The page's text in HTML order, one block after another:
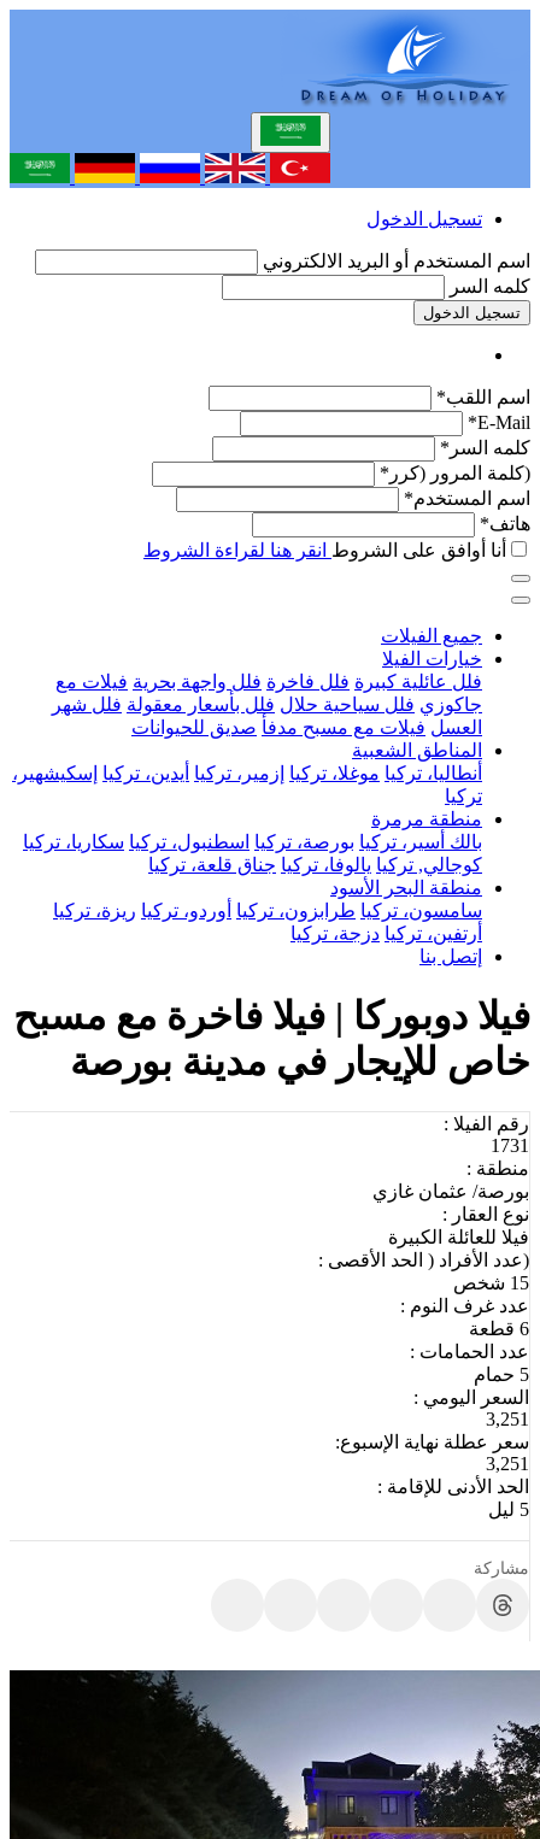
تسجيل الدخول
اسم المستخدم أو البريد الالكتروني
كلمه السر
تسجيل الدخول
اسم اللقب*
E-Mail*
كلمه السر*
(كلمة المرور (كرر*
اسم المستخدم*
هاتف*
أنا أوافق على الشروط انقر هنا لقراءة الشروط
جميع الفيلات
خيارات الفيلا
فلل عائلية كبيرة فلل فاخرة فلل واجهة بحرية فيلات مع
جاكوزي فلل سياحية حلال فلل بأسعار معقولة فلل شهر
العسل فيلات مع مسبح مدفأ صديق للحيوانات
المناطق الشعبية
أنطاليا، تركيا موغلا، تركيا إزمير، تركيا أيدين، تركيا إسكيشهير،
تركيا
منطقة مرمرة
بالك أسير، تركيا بورصة، تركيا اسطنبول، تركيا سكاريا، تركيا
كوجالي, تركيا يالوفا، تركيا جناق قلعة، تركيا
منطقة البحر الأسود
سامسون، تركيا طرابزون، تركيا أوردو، تركيا ريزة، تركيا
أرتفين، تركيا دزجة، تركيا
إتصل بنا
فيلا دوبوركا | فيلا فاخرة مع مسبح
خاص للإيجار في مدينة بورصة
رقم الفيلا :
1731
منطقة :
بورصة/ عثمان غازي
نوع العقار :
فيلا للعائلة الكبيرة
(عدد الأفراد ( الحد الأقصى :
15 شخص
عدد غرف النوم :
6 قطعة
عدد الحمامات :
5 حمام
السعر اليومي :
3,251
سعر عطلة نهاية الإسبوع:
3,251
الحد الأدنى للإقامة :
5 ليل
مشاركة